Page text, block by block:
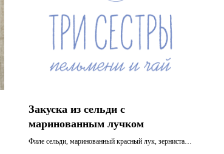
Закуска из сельди с
маринованным лучком
Филе сельди, маринованный красный лук, зернистая